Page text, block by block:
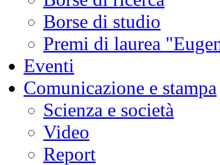
Borse di studio
Premi di laurea
Eventi
Comunicazione e stampa
Scienza e società
Video
Report